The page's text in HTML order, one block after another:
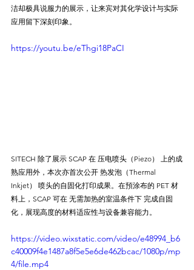
洁却极具说服力的展示，让来宾对其化学设计与实际
应用留下深刻印象。
https://youtu.be/eThgi18PaCI
SITECH 除了展示 SCAP 在 压电喷头（Piezo） 上的成
熟应用外，本次亦首次公开 热发泡（Thermal
Inkjet） 喷头的自固化打印成果。在預涂布的 PET 材
料上，SCAP 可在 无需加热的室温条件下 完成自固
化，展现高度的材料适应性与设备兼容能力。
https://video.wixstatic.com/video/e48994_b6
c40009f4e1487a8f5e5e6de462bcac/1080p/mp
4/file.mp4